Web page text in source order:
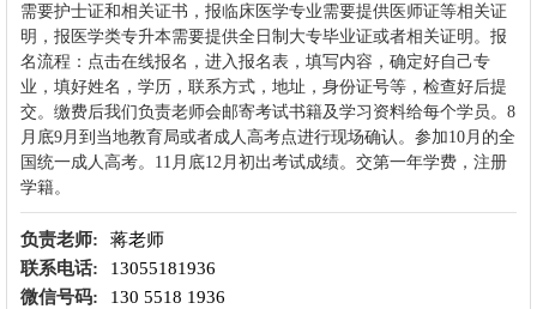
需要护士证和相关证书，报临床医学专业需要提供医师证等相关证
明，报医学类专升本需要提供全日制大专毕业证或者相关证明。报
名流程：点击在线报名，进入报名表，填写内容，确定好自己专
业，填好姓名，学历，联系方式，地址，身份证号等，检查好后提
交。缴费后我们负责老师会邮寄考试书籍及学习资料给每个学员。8
月底9月到当地教育局或者成人高考点进行现场确认。参加10月的全
国统一成人高考。11月底12月初出考试成绩。交第一年学费，注册
学籍。
负责老师:
蒋老师
联系电话:
13055181936
微信号码:
130 5518 1936